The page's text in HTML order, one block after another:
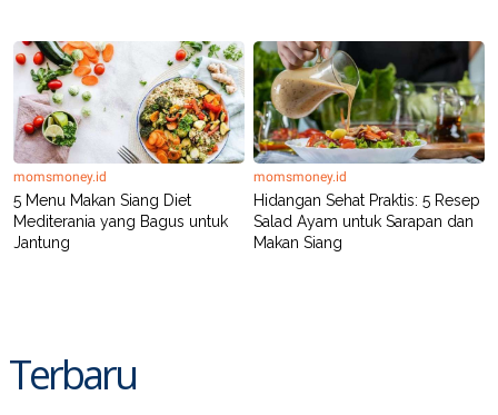
momsmoney.id
5 Menu Makan Siang Diet
Mediterania yang Bagus untuk
Jantung
momsmoney.id
Hidangan Sehat Praktis: 5 Resep
Salad Ayam untuk Sarapan dan
Makan Siang
Terbaru